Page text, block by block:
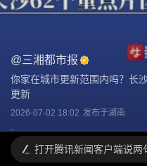
@三湘都市报
你家在城市更新范围内吗？长
更新
2026-07-02 18:02 发布于湖南
打开腾讯新闻客户端说两